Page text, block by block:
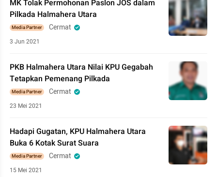
MK Tolak Permohonan Paslon JOS dalam
Pilkada Halmahera Utara
Media Partner Cermat
3 Jun 2021
PKB Halmahera Utara Nilai KPU Gegabah
Tetapkan Pemenang Pilkada
Media Partner Cermat
23 Mei 2021
Hadapi Gugatan, KPU Halmahera Utara
Buka 6 Kotak Surat Suara
Media Partner Cermat
15 Mei 2021